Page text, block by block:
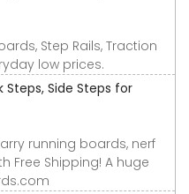
Step Rails, Traction
low prices.
Steps, Side Steps for
running boards, nerf
Free Shipping! A huge